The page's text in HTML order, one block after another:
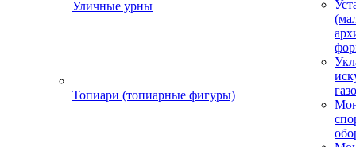
Уличные урны
Топиари (топиарные фигуры)